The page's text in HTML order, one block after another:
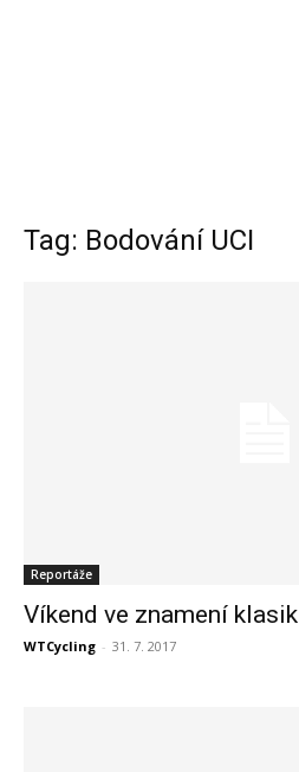
Tag: Bodování UCI
Reportáže
Víkend ve znamení klasik
WTCycling - 31. 7. 2017